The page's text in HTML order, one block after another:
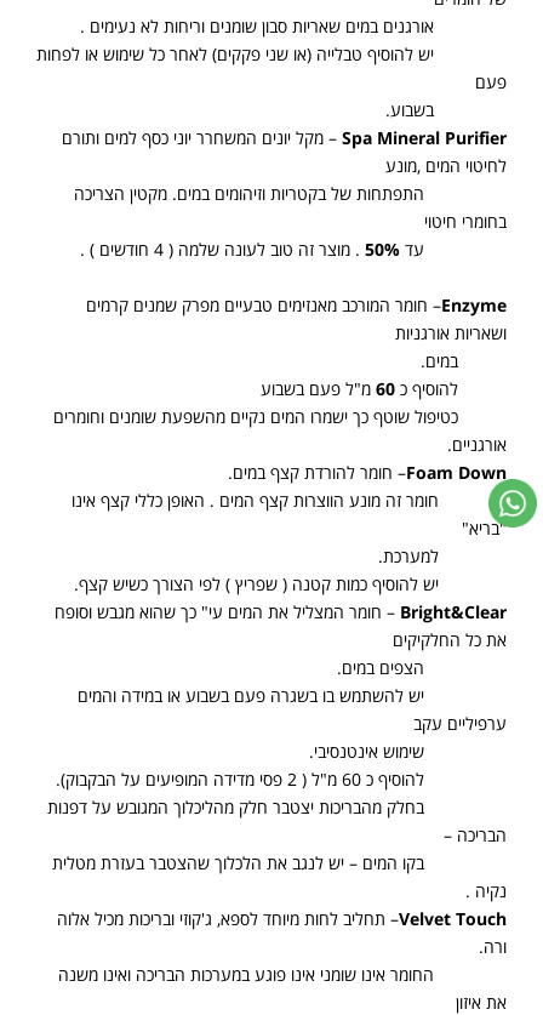
אורגנים במים שאריות סבון שומנים וריחות לא נעימים .
יש להוסיף טבלייה (או שני פקקים) לאחר כל שימוש או לפחות
פעם
בשבוע.
Spa Mineral Purifier – מקל יונים המשחרר יוני כסף למים ותורם
לחיטוי המים ,מונע
התפתחות של בקטריות וזיהומים במים. מקטין הצריכה
בחומרי חיטוי
עד 50% . מוצר זה טוב לעונה שלמה ( 4 חודשים ) .
Enzyme– חומר המורכב מאנזימים טבעיים מפרק שמנים קרמים
ושאריות אורגניות
במים.
להוסיף כ 60 מ"ל פעם בשבוע
כטיפול שוטף כך ישמרו המים נקיים מהשפעת שומנים וחומרים
אורגניים.
Foam Down– חומר להורדת קצף במים.
חומר זה מונע הווצרות קצף המים . האופן כללי קצף אינו
"בריא"
למערכת.
יש להוסיף כמות קטנה ( שפריץ ) לפי הצורך כשיש קצף.
Bright&Clear – חומר המצליל את המים עי" כך שהוא מגבש וסופח
את כל החלקיקים
הצפים במים.
יש להשתמש בו בשגרה פעם בשבוע או במידה והמים
ערפיליים עקב
שימוש אינטנסיבי.
להוסיף כ 60 מ"ל ( 2 פסי מדידה המופיעים על הבקבוק).
בחלק מהבריכות יצטבר חלק מהליכלוך המגובש על דפנות
הבריכה –
בקו המים – יש לנגב את הלכלוך שהצטבר בעזרת מטלית
נקיה .
Velvet Touch– תחליב לחות מיוחד לספא, ג'קוזי ובריכות מכיל אלוה
ורה.
החומר אינו שומני אינו פוגע במערכות הבריכה ואינו משנה
את איזון